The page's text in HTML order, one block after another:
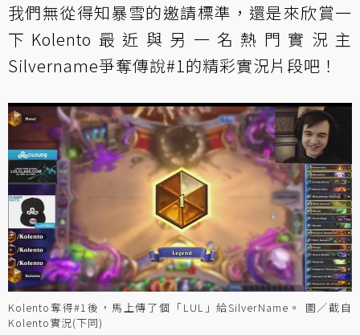
我們無從得知暴雪的邀請標準，還是來欣賞一
下Kolento最近與另一名熱門實況主
Silvername爭奪傳說#1的精彩實況片段吧！
Kolento奪得#1後，馬上傳了個「LUL」給SilverName。 圖／截自
Kolento實況(下同)